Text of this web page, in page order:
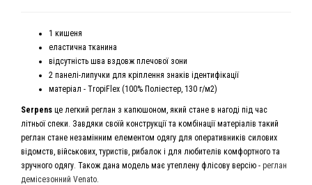
1 кишеня
еластична тканина
відсутність шва вздовж плечової зони
2 панелі-липучки для кріплення знаків ідентифікації
матеріал - TropiFlex (100% Поліестер, 130 г/м2)
Serpens це легкий реглан з капюшоном, який стане в нагоді під час
літньої спеки. Завдяки своїй конструкції та комбінації матеріалів такий
реглан стане незамінним елементом одягу для оперативників силових
відомств, військових, туристів, рибалок і для любителів комфортного та
зручного одягу. Також дана модель має утеплену флісову версію - реглан
демісезонний Venato.